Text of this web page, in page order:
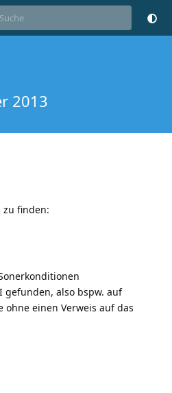
2013
zu finden:
gefunden, also bspw. auf
einen Verweis auf das